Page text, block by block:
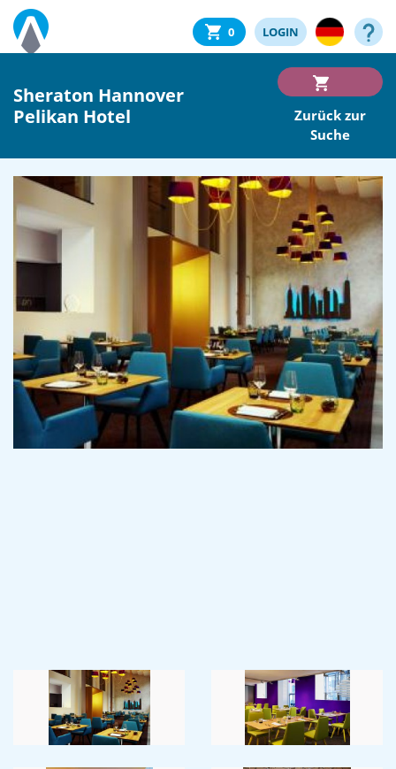
0 LOGIN
Sheraton Hannover
Pelikan Hotel
Zurück zur
Suche